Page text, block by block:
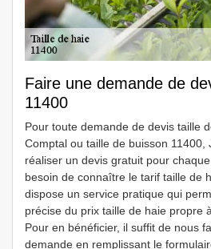
Faire une demande de
11400
Pour toute demande de devis taille
Comptal ou taille de buisson 11400,
réaliser un devis gratuit pour
besoin de connaître le tarif taille de
dispose un service pratique qui
précise du prix taille de haie propre
Pour en bénéficier, il suffit de nous
demande en remplissant le